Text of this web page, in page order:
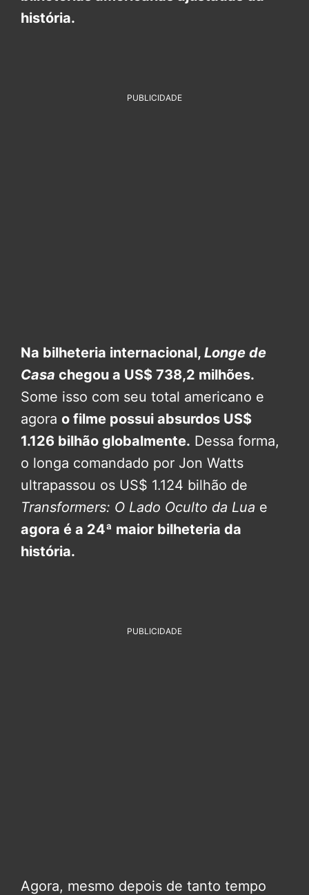
história.
PUBLICIDADE
Na bilheteria internacional, Longe de
Casa chegou a US$ 738,2 milhões.
Some isso com seu total americano e
agora o filme possui absurdos US$
1.126 bilhão globalmente. Dessa forma,
o longa comandado por Jon Watts
ultrapassou os US$ 1.124 bilhão de
Transformers: O Lado Oculto da Lua e
agora é a 24ª maior bilheteria da
história.
PUBLICIDADE
Agora, mesmo depois de tanto tempo